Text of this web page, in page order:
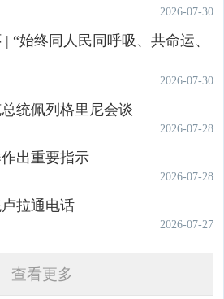
2026-07-30
“始终同人民同呼吸、共命运、
2026-07-30
统佩列格里尼会谈
2026-07-28
出重要指示
2026-07-28
拉通电话
2026-07-27
查看更多